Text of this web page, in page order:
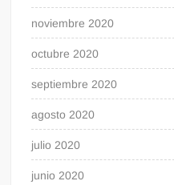
noviembre 2020
octubre 2020
septiembre 2020
agosto 2020
julio 2020
junio 2020